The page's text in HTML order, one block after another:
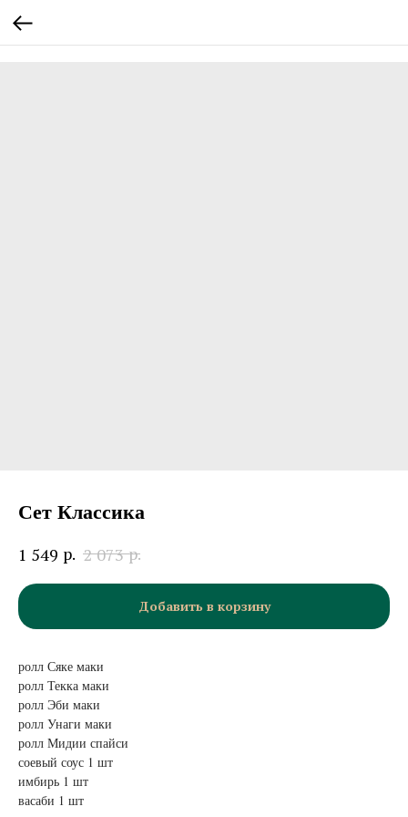
Сет Классика
1 549 р. 2 073 р.
Добавить в корзину
ролл Сяке маки
ролл Текка маки
ролл Эби маки
ролл Унаги маки
ролл Мидии спайси
соевый соус 1 шт
имбирь 1 шт
васаби 1 шт